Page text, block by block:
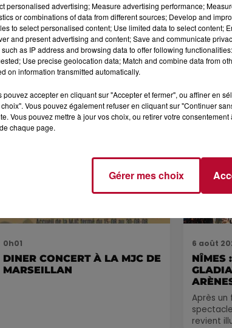
0h01
DINER CONCERT À LA MJC DE
MARSEILLAN
6 août
NÎMES
Après un
revient
personalised advertising; Measure advertising performance;
or combinations of data from different sources; Develop and
to select personalised content; Use limited data to select content;
and present advertising and content; Save and communicate
such as IP address and browsing data to offer following
Use precise geolocation data; Match and combine data from
on information transmitted automatically.
pouvez accepter en cliquant sur "Accepter et fermer", ou affiner en
Vous pouvez également refuser en cliquant sur "Continuer
Vous pouvez mettre à jour vos choix, ou retirer votre
chaque page.
Gérer mes choix